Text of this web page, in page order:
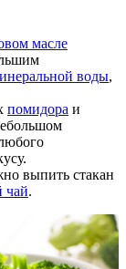
масле
воды,
помидора и
выпить стакан
чай.